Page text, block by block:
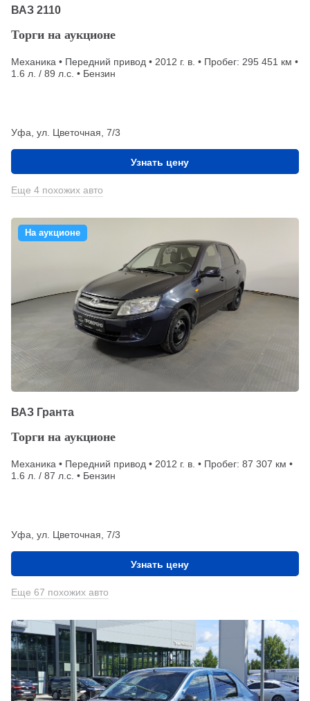
ВАЗ 2110
Торги на аукционе
Механика • Передний привод • 2012 г. в. • Пробег: 295 451 км •
1.6 л. / 89 л.с. • Бензин
Уфа, ул. Цветочная, 7/3
Узнать цену
Еще 4 похожих авто
На аукционе
ВАЗ Гранта
Торги на аукционе
Механика • Передний привод • 2012 г. в. • Пробег: 87 307 км •
1.6 л. / 87 л.с. • Бензин
Уфа, ул. Цветочная, 7/3
Узнать цену
Еще 67 похожих авто